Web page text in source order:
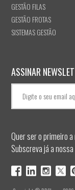
GESTÃO FILAS
GESTÃO FROTAS
SISTEMAS GESTÃO
ASSINAR
Quer ser o primeiro
Subscreva já a